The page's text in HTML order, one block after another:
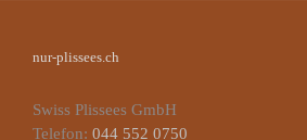
nur-plissees.ch
Swiss Plissees GmbH
Telefon: 044 552 0750